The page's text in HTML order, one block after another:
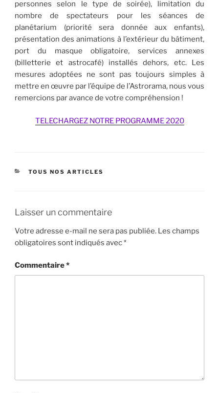
personnes selon le type de soirée), limitation du
nombre de spectateurs pour les séances de
planétarium (priorité sera donnée aux enfants),
présentation des animations à l’extérieur du bâtiment,
port du masque obligatoire, services annexes
(billetterie et astrocafé) installés dehors, etc. Les
mesures adoptées ne sont pas toujours simples à
mettre en œuvre par l’équipe de l’Astrorama, nous vous
remercions par avance de votre compréhension !
TELECHARGEZ NOTRE PROGRAMME 2020
CATÉGORIES
TOUS NOS ARTICLES
Laisser un commentaire
Votre adresse e-mail ne sera pas publiée. Les champs
obligatoires sont indiqués avec*
Commentaire*